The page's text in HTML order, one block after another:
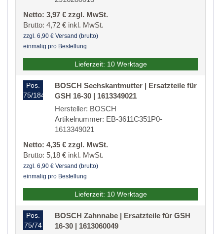
Netto: 3,97 € zzgl. MwSt.
Brutto: 4,72 € inkl. MwSt.
zzgl. 6,90 € Versand (brutto)
einmalig pro Bestellung
Lieferzeit: 10 Werktage
Pos.
75/184
BOSCH Sechskantmutter | Ersatzteile für
GSH 16-30 | 1613349021
Hersteller: BOSCH
Artikelnummer: EB-3611C351P0-
1613349021
Netto: 4,35 € zzgl. MwSt.
Brutto: 5,18 € inkl. MwSt.
zzgl. 6,90 € Versand (brutto)
einmalig pro Bestellung
Lieferzeit: 10 Werktage
Pos.
75/74
BOSCH Zahnnabe | Ersatzteile für GSH
16-30 | 1613060049